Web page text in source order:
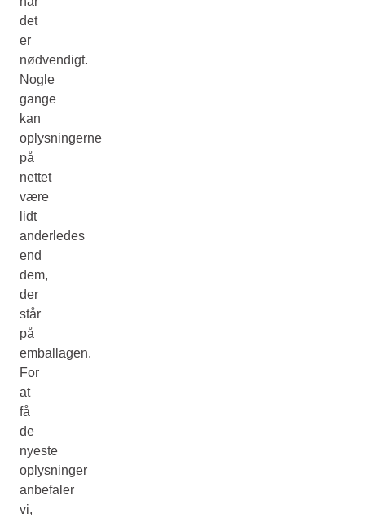
det
er
nødvendigt.
Nogle
gange
kan
oplysningerne
på
nettet
være
lidt
anderledes
end
dem,
der
står
på
emballagen.
For
at
få
de
nyeste
oplysninger
anbefaler
vi,